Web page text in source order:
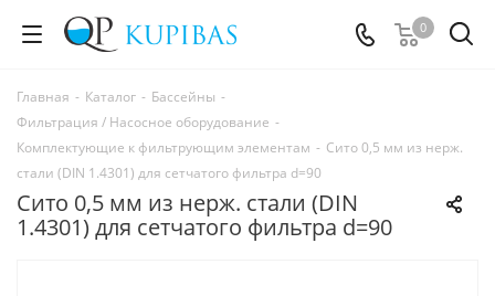
0
Главная - Каталог - Бассейны -
Фильтрация / Насосное оборудование -
Комплектующие к фильтрующим элементам - Сито 0,5 мм из нерж.
стали (DIN 1.4301) для сетчатого фильтра d=90
Сито 0,5 мм из нерж. стали (DIN
1.4301) для сетчатого фильтра d=90